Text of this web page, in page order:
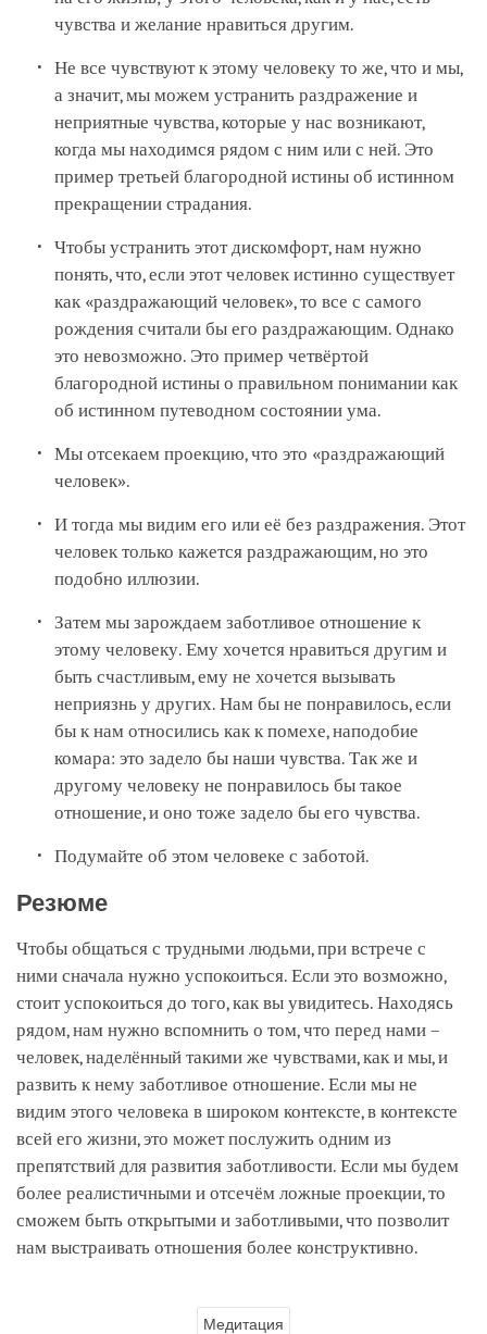
чувства и желание нравиться другим.
Не все чувствуют к этому человеку то же, что и мы,
а значит, мы можем устранить раздражение и
неприятные чувства, которые у нас возникают,
когда мы находимся рядом с ним или с ней. Это
пример третьей благородной истины об истинном
прекращении страдания.
Чтобы устранить этот дискомфорт, нам нужно
понять, что, если этот человек истинно существует
как «раздражающий человек», то все с самого
рождения считали бы его раздражающим. Однако
это невозможно. Это пример четвёртой
благородной истины о правильном понимании как
об истинном путеводном состоянии ума.
Мы отсекаем проекцию, что это «раздражающий
человек».
И тогда мы видим его или её без раздражения. Этот
человек только кажется раздражающим, но это
подобно иллюзии.
Затем мы зарождаем заботливое отношение к
этому человеку. Ему хочется нравиться другим и
быть счастливым, ему не хочется вызывать
неприязнь у других. Нам бы не понравилось, если
бы к нам относились как к помехе, наподобие
комара: это задело бы наши чувства. Так же и
другому человеку не понравилось бы такое
отношение, и оно тоже задело бы его чувства.
Подумайте об этом человеке с заботой.
Резюме
Чтобы общаться с трудными людьми, при встрече с
ними сначала нужно успокоиться. Если это возможно,
стоит успокоиться до того, как вы увидитесь. Находясь
рядом, нам нужно вспомнить о том, что перед нами –
человек, наделённый такими же чувствами, как и мы, и
развить к нему заботливое отношение. Если мы не
видим этого человека в широком контексте, в контексте
всей его жизни, это может послужить одним из
препятствий для развития заботливости. Если мы будем
более реалистичными и отсечём ложные проекции, то
сможем быть открытыми и заботливыми, что позволит
нам выстраивать отношения более конструктивно.
Медитация